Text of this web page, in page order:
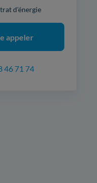
d'énergie
appeler
46 71 74